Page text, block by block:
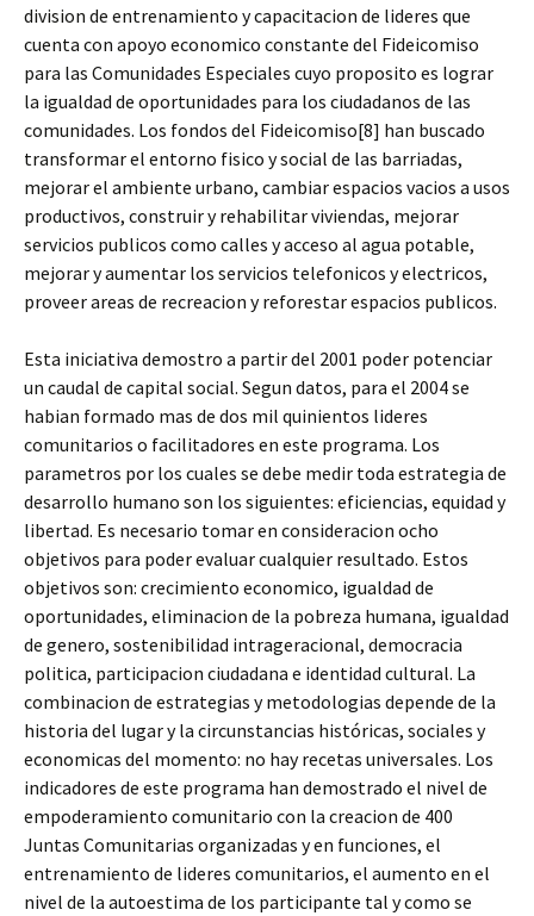
division de entrenamiento y capacitacion de lideres que
cuenta con apoyo economico constante del Fideicomiso
para las Comunidades Especiales cuyo proposito es lograr
la igualdad de oportunidades para los ciudadanos de las
comunidades. Los fondos del Fideicomiso[8] han buscado
transformar el entorno fisico y social de las barriadas,
mejorar el ambiente urbano, cambiar espacios vacios a usos
productivos, construir y rehabilitar viviendas, mejorar
servicios publicos como calles y acceso al agua potable,
mejorar y aumentar los servicios telefonicos y electricos,
proveer areas de recreacion y reforestar espacios publicos.
Esta iniciativa demostro a partir del 2001 poder potenciar
un caudal de capital social. Segun datos, para el 2004 se
habian formado mas de dos mil quinientos lideres
comunitarios o facilitadores en este programa. Los
parametros por los cuales se debe medir toda estrategia de
desarrollo humano son los siguientes: eficiencias, equidad y
libertad. Es necesario tomar en consideracion ocho
objetivos para poder evaluar cualquier resultado. Estos
objetivos son: crecimiento economico, igualdad de
oportunidades, eliminacion de la pobreza humana, igualdad
de genero, sostenibilidad intrageracional, democracia
politica, participacion ciudadana e identidad cultural. La
combinacion de estrategias y metodologias depende de la
historia del lugar y la circunstancias históricas, sociales y
economicas del momento: no hay recetas universales. Los
indicadores de este programa han demostrado el nivel de
empoderamiento comunitario con la creacion de 400
Juntas Comunitarias organizadas y en funciones, el
entrenamiento de lideres comunitarios, el aumento en el
nivel de la autoestima de los participante tal y como se